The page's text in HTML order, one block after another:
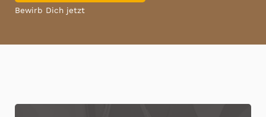
Bewirb Dich jetzt